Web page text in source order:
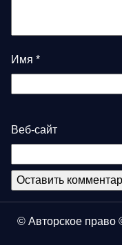
Имя *
Веб-сайт
© Авторское